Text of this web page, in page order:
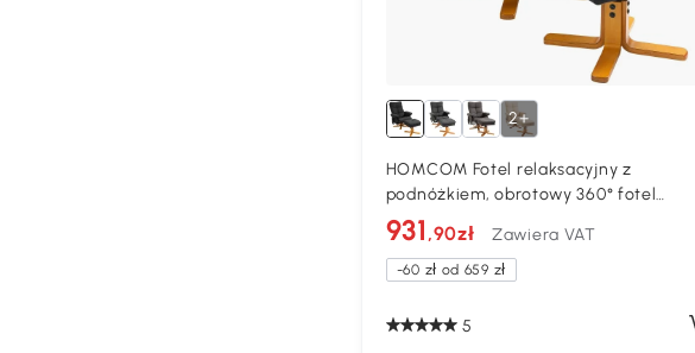
2+
HOMCOM Fotel relaksacyjny z
podnóżkiem, obrotowy 360° fotel
telewizyjny z funkcją masażu,
rozkładany fotel masujący z boczną
kieszenią, fotel TV, poliester do salonu,
931 ,90zł Zawiera VAT
-60 zł od 659 zł
5